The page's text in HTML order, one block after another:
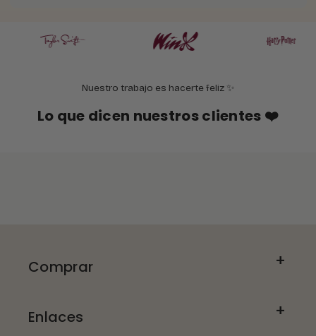
Nuestro trabajo es hacerte feliz ✨
Lo que dicen nuestros clientes ❤️
Comprar
Enlaces